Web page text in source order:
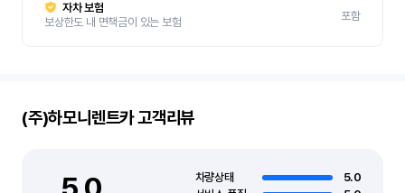
자차 보험
보상한도 내 면책금이 있는 보험
포함
(주)하모니렌트카고객리뷰
차량상태
5.0